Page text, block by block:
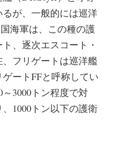
が、一般的には巡洋
海軍は、この種の護
、逐次エスコート・
フリゲートは巡洋艦
ートFFと呼称してい
3000トン程度で対
1000トン以下の護衛